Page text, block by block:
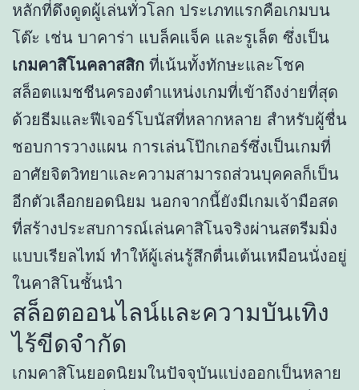
หลักที่ดึงดูดผู้เล่นทั่วโลก ประเภทแรกคือเกมบน
โต๊ะ เช่น บาคาร่า แบล็คแจ็ค และรูเล็ต ซึ่งเป็น
เกมคาสิโนคลาสสิก ที่เน้นทั้งทักษะและโชค
สล็อตแมชชีนครองตำแหน่งเกมที่เข้าถึงง่ายที่สุด
ด้วยธีมและฟีเจอร์โบนัสที่หลากหลาย สำหรับผู้ชื่น
ชอบการวางแผน การเล่นโป๊กเกอร์ซึ่งเป็นเกมที่
อาศัยจิตวิทยาและความสามารถส่วนบุคคลก็เป็น
อีกตัวเลือกยอดนิยม นอกจากนี้ยังมีเกมเจ้ามือสด
ที่สร้างประสบการณ์เล่นคาสิโนจริงผ่านสตรีมมิ่ง
แบบเรียลไทม์ ทำให้ผู้เล่นรู้สึกตื่นเต้นเหมือนนั่งอยู่
ในคาสิโนชั้นนำ
สล็อตออนไลน์และความบันเทิง
ไร้ขีดจำกัด
เกมคาสิโนยอดนิยมในปัจจุบันแบ่งออกเป็นหลาย